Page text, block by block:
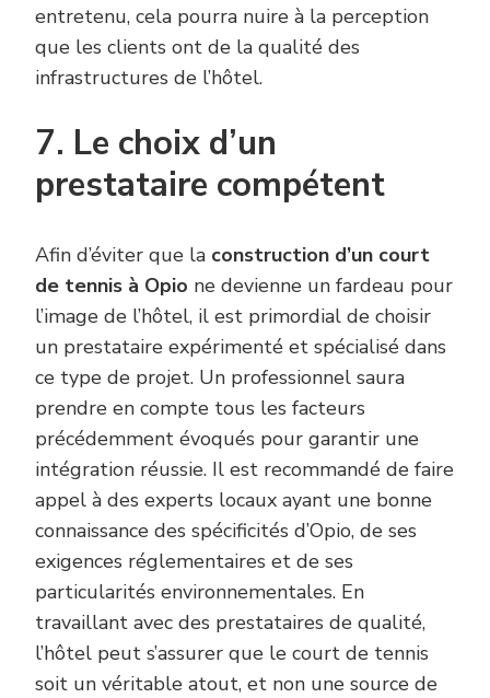
entretenu, cela pourra nuire à la perception
que les clients ont de la qualité des
infrastructures de l’hôtel.
7. Le choix d’un
prestataire compétent
Afin d’éviter que la construction d’un court
de tennis à Opio ne devienne un fardeau pour
l’image de l’hôtel, il est primordial de choisir
un prestataire expérimenté et spécialisé dans
ce type de projet. Un professionnel saura
prendre en compte tous les facteurs
précédemment évoqués pour garantir une
intégration réussie. Il est recommandé de faire
appel à des experts locaux ayant une bonne
connaissance des spécificités d’Opio, de ses
exigences réglementaires et de ses
particularités environnementales. En
travaillant avec des prestataires de qualité,
l’hôtel peut s’assurer que le court de tennis
soit un véritable atout, et non une source de